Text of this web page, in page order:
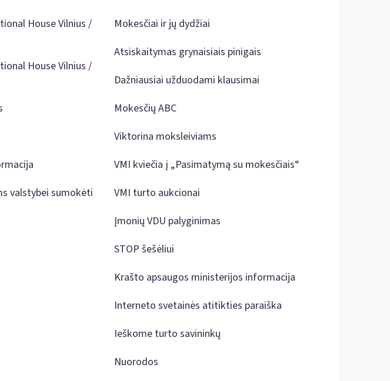
House Vilnius /
House Vilnius /
valstybei sumokėti
Mokesčiai ir jų dydžiai
Atsiskaitymas grynaisiais pinigais
Dažniausiai užduodami klausimai
Mokesčių ABC
Viktorina moksleiviams
VMI kviečia į „Pasimatymą su mokesčiais“
VMI turto aukcionai
Įmonių VDU palyginimas
STOP šešėliui
Krašto apsaugos ministerijos informacija
Interneto svetainės atitikties paraiška
Ieškome turto savininkų
Nuorodos